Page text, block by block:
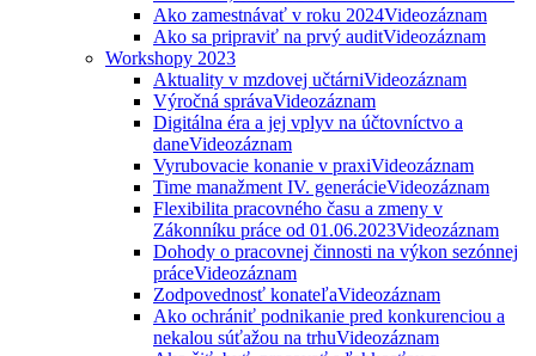
Ako zamestnávať v roku 2024Videozáznam
Ako sa pripraviť na prvý auditVideozáznam
Workshopy 2023
Aktuality v mzdovej učtárniVideozáznam
Výročná správaVideozáznam
Digitálna éra a jej vplyv na účtovníctvo a
daneVideozáznam
Vyrubovacie konanie v praxiVideozáznam
Time manažment IV. generácieVideozáznam
Flexibilita pracovného času a zmeny v
Zákonníku práce od 01.06.2023Videozáznam
Dohody o pracovnej činnosti na výkon sezónnej
práceVideozáznam
Zodpovednosť konateľaVideozáznam
Ako ochrániť podnikanie pred konkurenciou a
nekalou súťažou na trhuVideozáznam